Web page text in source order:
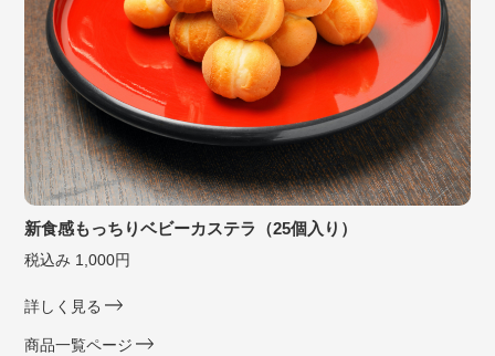
新食感もっちりベビーカステラ（25個入り）
税込み 1,000円
詳しく見る
商品一覧ページ